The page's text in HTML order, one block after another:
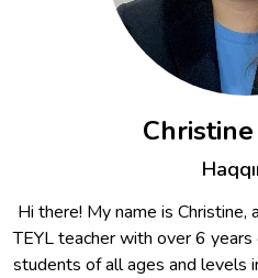
Hi there! My name is Christine,
TEYL teacher with over 6
students of all ages and levels